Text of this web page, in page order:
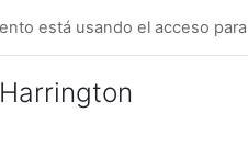
está usando el acceso